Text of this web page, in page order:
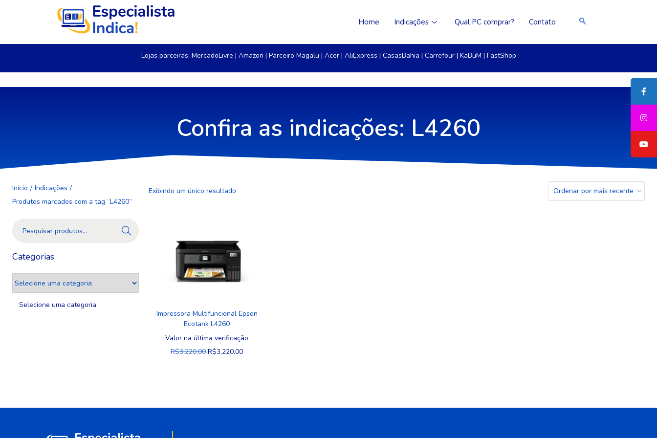
Home Indicações Qual PC comprar? Contato
Lojas parceiras: MercadoLivre | Amazon | Parceiro Magalu | Acer| AliExpress | CasasBahia | Carrefour| KaBuM | FastShop
Confira as indicações: L4260
Início / Indicações /
Produtos marcados com a tag “L4260”
Pesquis
Categorias
Selecione uma categoria
Exibindo um único resultado
Impressora Multifuncional Epson
Ecotank L4260
Valor na última verificação
R$3,220.00 R$3,220.00